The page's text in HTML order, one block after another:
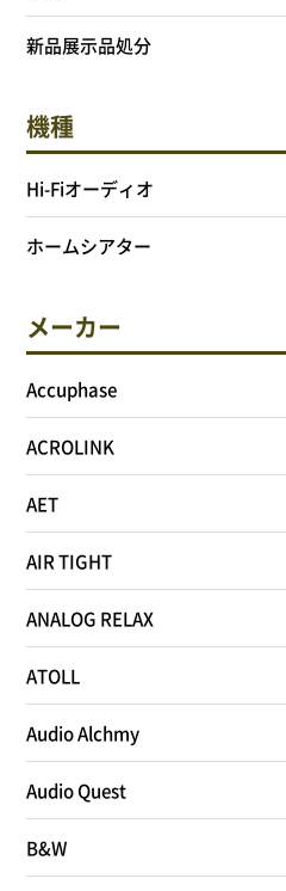
サイトポリシー
Tel.
【営業時間】9:30～18:00
新品展示品処分
機種
Hi-Fiオーディオ
ホームシアター
メーカー
Accuphase
ACROLINK
AET
AIR TIGHT
ANALOG RELAX
ATOLL
Audio Alchmy
Audio Quest
B&W